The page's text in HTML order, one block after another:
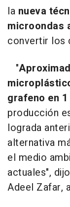
la nueva
microondas
convertir los
"
grafeno en
producción
lograda
alternativa
el medio
actuales", dijo
Adeel Zafar,